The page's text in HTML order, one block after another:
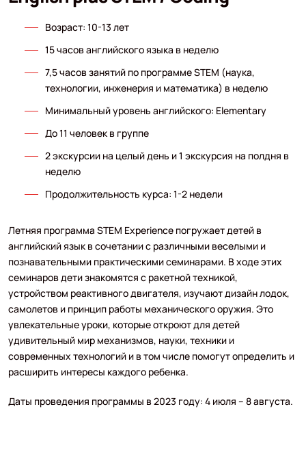
Возраст: 10-13 лет
15 часов английского языка в неделю
7,5 часов занятий по программе STEM (наука,
технологии, инженерия и математика) в неделю
Минимальный уровень английского: Elementary
До 11 человек в группе
2 экскурсии на целый день и 1 экскурсия на полдня в
неделю
Продолжительность курса: 1-2 недели
Летняя программа STEM Experience погружает детей в
английский язык в сочетании с различными веселыми и
познавательными практическими семинарами. В ходе этих
семинаров дети знакомятся с ракетной техникой,
устройством реактивного двигателя, изучают дизайн лодок,
самолетов и принцип работы механического оружия. Это
увлекательные уроки, которые откроют для детей
удивительный мир механизмов, науки, техники и
современных технологий и в том числе помогут определить и
расширить интересы каждого ребенка.
Даты проведения программы в 2023 году: 4 июля – 8 августа.